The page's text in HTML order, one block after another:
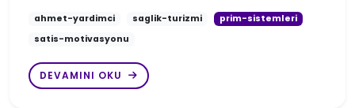
ahmet-yardimci saglik-turizmi
prim-sistemleri
satis-motivasyonu
DEVAMINI OKU